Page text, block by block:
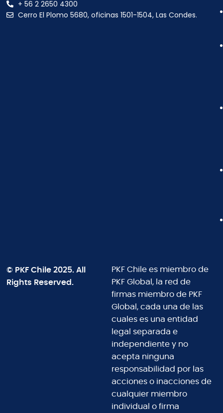
+ 56 2 2650 4300
Cerro El Plomo 5680, oficinas 1501-1504, Las Condes.
© PKF Chile 2025. All
Rights Reserved.
PKF Chile es miembro de
PKF Global, la red de
firmas miembro de PKF
Global, cada una de las
cuales es una entidad
legal separada e
independiente y no
acepta ninguna
responsabilidad por las
acciones o inacciones de
cualquier miembro
individual o firma